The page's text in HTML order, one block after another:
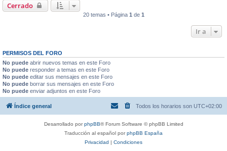
Cerrado
20 temas • Página 1 de 1
Ir a
PERMISOS DEL FORO
No puede abrir nuevos temas en este Foro
No puede responder a temas en este Foro
No puede editar sus mensajes en este Foro
No puede borrar sus mensajes en este Foro
No puede enviar adjuntos en este Foro
Índice general Todos los horarios son UTC+02:00
Desarrollado porphpBB® Forum Software © phpBB Limited
Traducción al español porphpBB España
Privacidad | Condiciones